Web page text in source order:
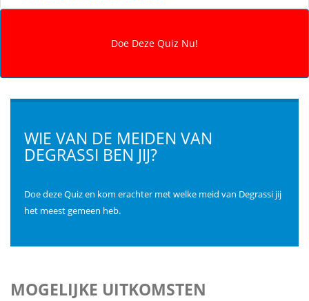
WIE VAN DE MEIDEN VAN
DEGRASSI BEN JIJ?
Doe deze Quiz en kom erachter met welke meid van Degrassi jij
het meest gemeen heb.
MOGELIJKE UITKOMSTEN